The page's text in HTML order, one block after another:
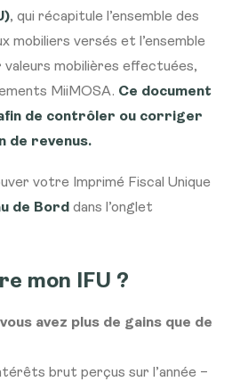
, qui récapitule l’ensemble des
mobiliers versés et l’ensemble
mobilières effectuées,
MiiMOSA. Ce document
de contrôler ou corriger
de revenus.
votre Imprimé Fiscal Unique
de Bord dans l’onglet
mon IFU ?
avez plus de gains que de
brut perçus sur l’année –